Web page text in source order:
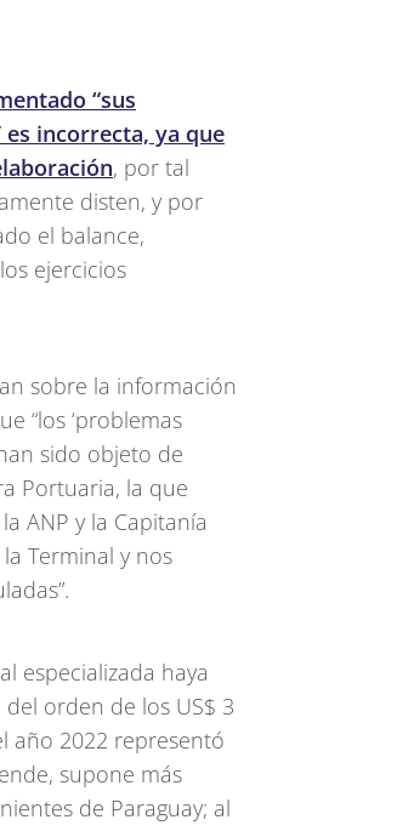
“sus
incorrecta, ya que
, por tal
disten, y por
el balance,
ejercicios
sobre la información
“los ‘problemas
sido objeto de
Portuaria, la que
ANP y la Capitanía
Terminal y nos
especializada haya
orden de los US$ 3
año 2022 representó
supone más
de Paraguay; al